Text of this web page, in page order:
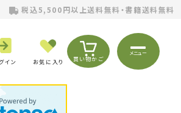
税込5,500円以上送料無料・書籍送料無料
イン お気に入り 買い物かご
メニュー